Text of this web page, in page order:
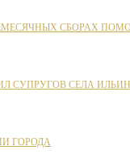
СБОРАХ
СУПРУГОВ СЕЛА
ГОРОДА